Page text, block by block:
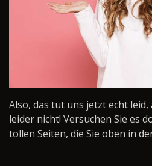
Also, das tut uns jetzt echt
leider nicht! Versuchen Sie es
tollen Seiten, die Sie oben in